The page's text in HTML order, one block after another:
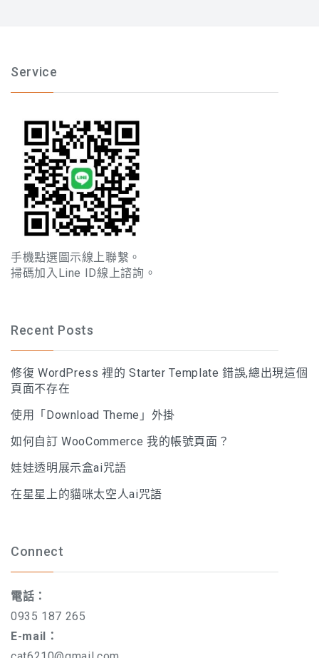
Service
手機點選圖示線上聯繫。
掃碼加入Line ID線上諮詢。
Recent Posts
修復 WordPress 裡的 Starter Template 錯誤,總出現這個
頁面不存在
使用「Download Theme」外掛
如何自訂 WooCommerce 我的帳號頁面？
娃娃透明展示盒ai咒語
在星星上的貓咪太空人ai咒語
Connect
電話：
0935 187 265
E-mail：